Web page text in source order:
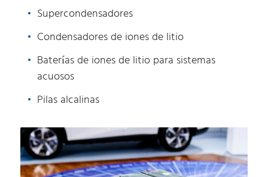
Supercondensadores
Condensadores de iones de litio
Baterías de iones de litio para sistemas
acuosos
Pilas alcalinas